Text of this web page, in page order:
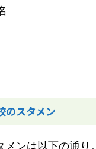
のスタメン
ンは以下の通り。